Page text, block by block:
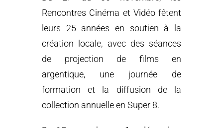
Rencontres Cinéma et Vidéo fêtent
leurs 25 années en soutien à la
création locale, avec des séances
de projection de films en
argentique, une journée de
formation et la diffusion de la
collection annuelle en Super 8.